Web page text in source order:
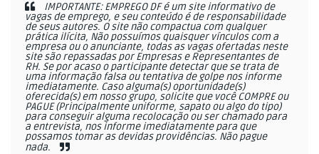
IMPORTANTE: EMPREGO DF é um site informativo de
vagas de emprego, e seu conteúdo é de responsabilidade
de seus autores. O site não compactua com qualquer
prática ilícita, Não possuímos quaisquer vínculos com a
empresa ou o anunciante, todas as vagas ofertadas neste
site são repassadas por Empresas e Representantes de
RH. Se por acaso o participante detectar que se trata de
uma informação falsa ou tentativa de golpe nos informe
imediatamente. Caso alguma(s) oportunidade(s)
oferecida(s) em nosso grupo, solicite que você COMPRE ou
PAGUE (Principalmente uniforme, sapato ou algo do tipo)
para conseguir alguma recolocação ou ser chamado para
a entrevista, nos informe imediatamente para que
possamos tomar as devidas providências. Não pague
nada.